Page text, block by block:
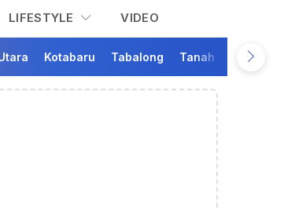
LIFESTYLE VIDEO
Kotabaru Tabalong Tanah Bumbu